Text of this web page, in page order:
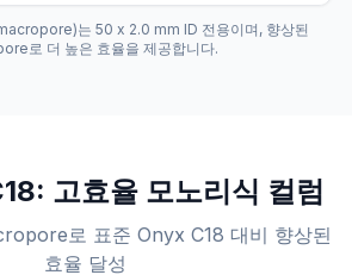
는 50 x 2.0 mm ID 전용이며, 향상된
로 더 높은 효율을 제공합니다.
고효율 모노리식 컬럼
로 표준 Onyx C18 대비 향상된
효율 달성